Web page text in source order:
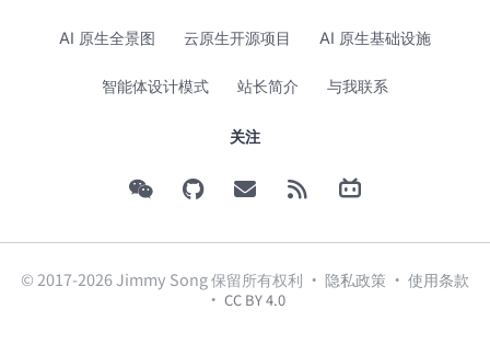
AI 原生全景图 云原生开源项目 AI 原生基础设施
智能体设计模式 站长简介 与我联系
关注
© 2017-2026 Jimmy Song 保留所有权利 · 隐私政策 · 使用条款
· CC BY 4.0